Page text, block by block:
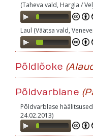
(Taheva vald, Hargla /
Audio
Player
Laul (Väätsa vald,
Audio
Player
Põldlõoke
Põldvarblane
Põldvarblase
24.02.2013)
Audio
Player